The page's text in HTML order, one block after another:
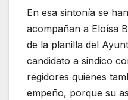
En esa sintonía se
acompañan a Eloísa
de la planilla del
candidato a sindico
regidores quienes
empeño, porque su